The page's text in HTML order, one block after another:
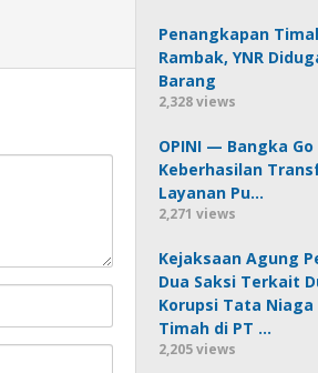
Penangkapan
Rambak, YNR
Barang
2,328 views
OPINI — Bangka
Keberhasilan
Layanan Pu…
2,271 views
Kejaksaan Agung
Dua Saksi Terkait
Korupsi Tata Niaga
Timah di PT …
2,205 views